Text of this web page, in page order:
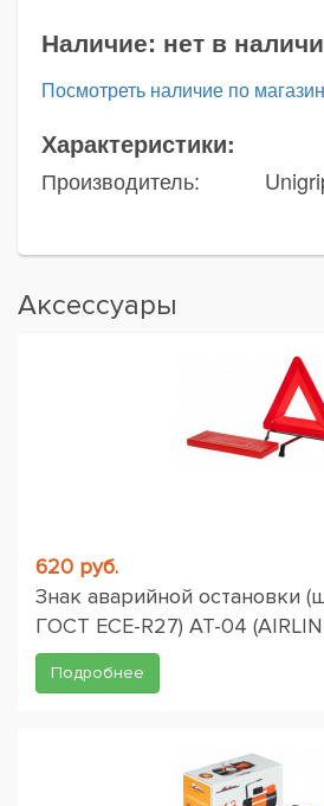
Наличие: нет в
Посмотреть наличие по
Характеристики:
Производитель:
Аксессуары
620 руб.
Знак аварийной остановки
ГОСТ ЕСЕ-R27) AT-04
Подробнее